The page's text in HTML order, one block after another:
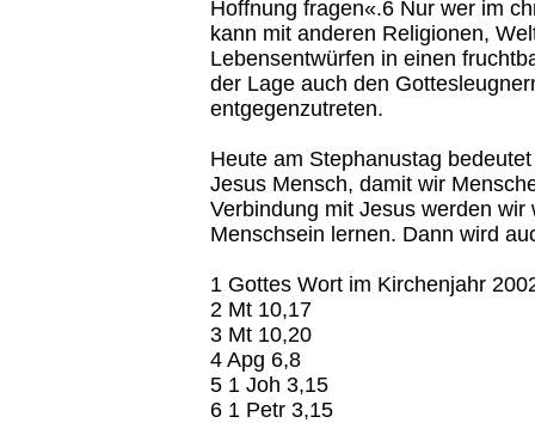
Hoffnung fragen«.6 Nur wer im
kann mit anderen Religionen,
Lebensentwürfen in einen
der Lage auch den
entgegenzutreten.
Heute am Stephanustag
Jesus Mensch, damit wir
Verbindung mit Jesus werden
Menschsein lernen. Dann wird
1 Gottes Wort im Kirchenjahr
2 Mt 10,17
3 Mt 10,20
4 Apg 6,8
5 1 Joh 3,15
6 1 Petr 3,15